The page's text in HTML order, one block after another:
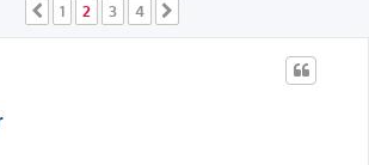
Poprzednia
1 2 3 4